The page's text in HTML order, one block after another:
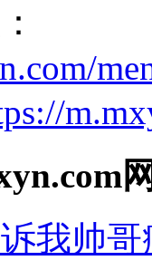
我帅